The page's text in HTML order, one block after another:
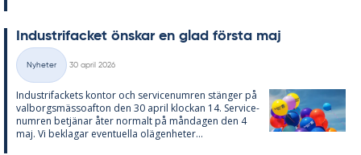
In­du­stri­fac­ket öns­kar en glad förs­ta maj
Kategorier
Nyheter
30 april 2026
In­du­stri­fac­kets kon­tor och ser­vice­num­ren stäng­er på
val­borgs­mäs­so­af­ton den 30 april kloc­kan 14. Ser­vice­
num­ren be­tjä­nar åter nor­malt på mån­da­gen den 4
maj. Vi be­kla­gar even­tu­el­la olä­gen­he­ter...